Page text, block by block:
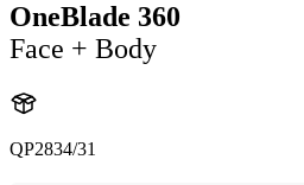
OneBlade 360
Face + Body
QP2834/31